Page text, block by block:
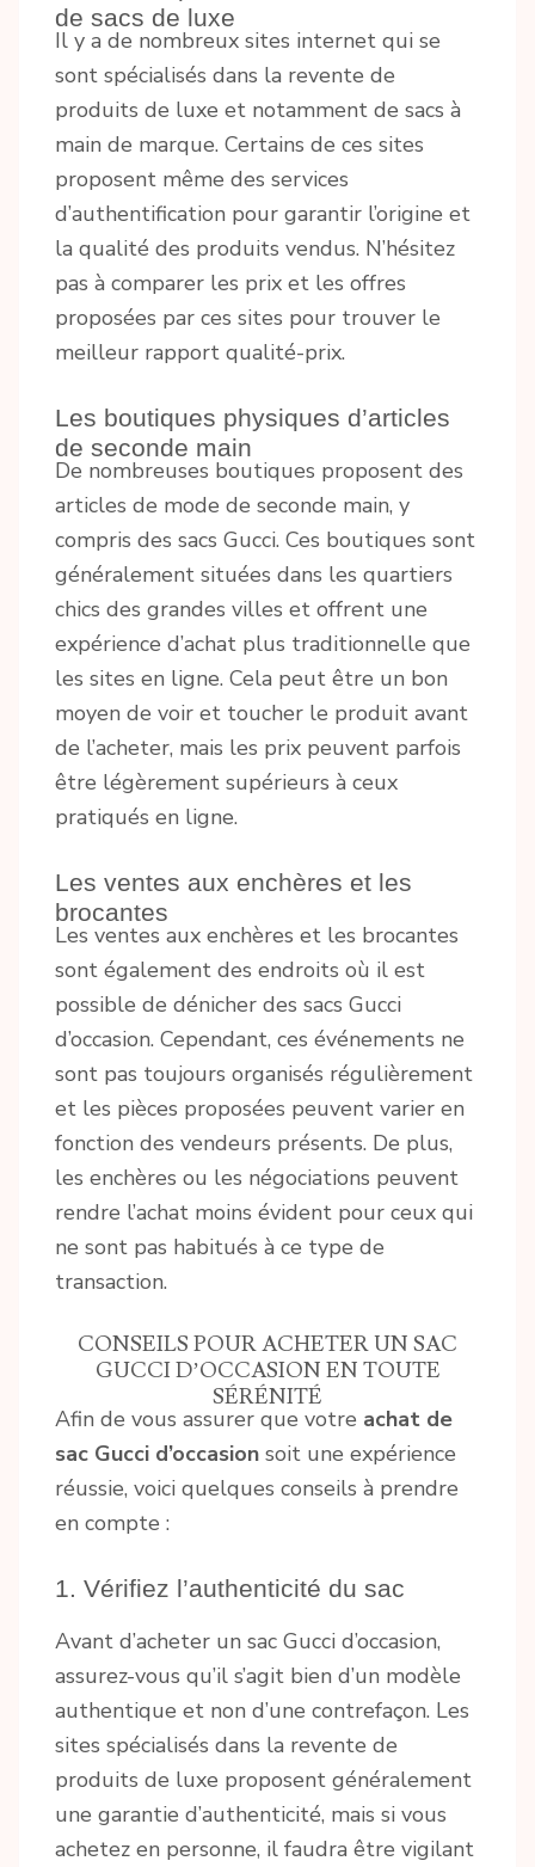
de sacs de luxe
Il y a de nombreux sites internet qui se
sont spécialisés dans la revente de
produits de luxe et notamment de sacs à
main de marque. Certains de ces sites
proposent même des services
d’authentification pour garantir l’origine et
la qualité des produits vendus. N’hésitez
pas à comparer les prix et les offres
proposées par ces sites pour trouver le
meilleur rapport qualité-prix.
Les boutiques physiques d’articles
de seconde main
De nombreuses boutiques proposent des
articles de mode de seconde main, y
compris des sacs Gucci. Ces boutiques sont
généralement situées dans les quartiers
chics des grandes villes et offrent une
expérience d’achat plus traditionnelle que
les sites en ligne. Cela peut être un bon
moyen de voir et toucher le produit avant
de l’acheter, mais les prix peuvent parfois
être légèrement supérieurs à ceux
pratiqués en ligne.
Les ventes aux enchères et les
brocantes
Les ventes aux enchères et les brocantes
sont également des endroits où il est
possible de dénicher des sacs Gucci
d’occasion. Cependant, ces événements ne
sont pas toujours organisés régulièrement
et les pièces proposées peuvent varier en
fonction des vendeurs présents. De plus,
les enchères ou les négociations peuvent
rendre l’achat moins évident pour ceux qui
ne sont pas habitués à ce type de
transaction.
CONSEILS POUR ACHETER UN SAC
GUCCI D’OCCASION EN TOUTE
SÉRÉNITÉ
Afin de vous assurer que votre achat de
sac Gucci d’occasion soit une expérience
réussie, voici quelques conseils à prendre
en compte :
1. Vérifiez l’authenticité du sac
Avant d’acheter un sac Gucci d’occasion,
assurez-vous qu’il s’agit bien d’un modèle
authentique et non d’une contrefaçon. Les
sites spécialisés dans la revente de
produits de luxe proposent généralement
une garantie d’authenticité, mais si vous
achetez en personne, il faudra être vigilant